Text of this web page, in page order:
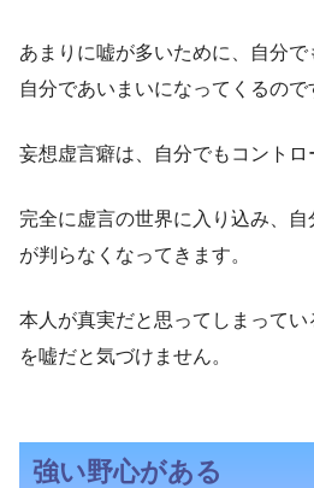
あまりに嘘が多いために、自分
自分であいまいになってくるので
妄想虚言癖は、自分でもコントロ
完全に虚言の世界に入り込み、
が判らなくなってきます。
本人が真実だと思ってしまって
を嘘だと気づけません。
強い野心がある